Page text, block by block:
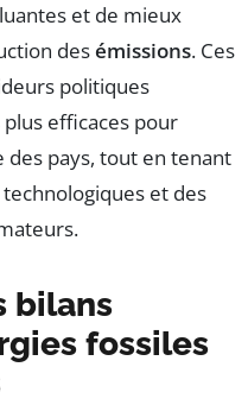
et de mieux
desémissions. Ces
politiques
efficaces pour
pays, tout en tenant
et des
bilans
fossiles